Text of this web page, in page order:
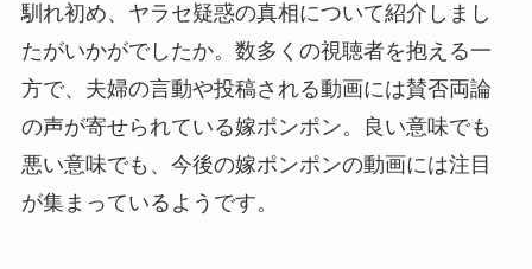
馴れ初め、ヤラセ疑惑の真相について紹介しまし
たがいかがでしたか。数多くの視聴者を抱える一
方で、夫婦の言動や投稿される動画には賛否両論
の声が寄せられている嫁ポンポン。良い意味でも
悪い意味でも、今後の嫁ポンポンの動画には注目
が集まっているようです。